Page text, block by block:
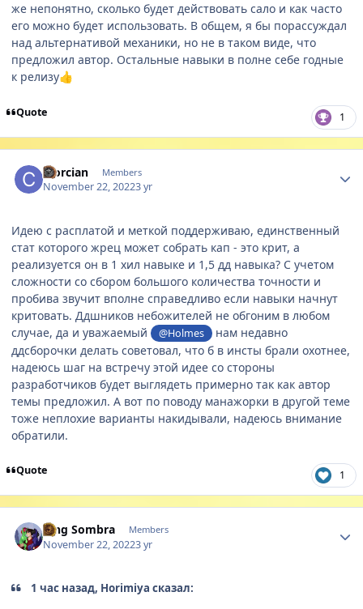
же непонятно, сколько будет действовать сало и как часто
его можно будет использовать. В общем, я бы порассуждал
над альтернативой механики, но не в таком виде, что
предложил автор. Остальные навыки в полне себе годные
к релизу👍
Quote 1
Clorcian Members
November 22, 20223 yr
Идею с расплатой и меткой поддерживаю, единственный
стат которого жрец может собрать кап - это крит, а
реализуется он в 1 хил навыке и 1,5 дд навыка? С учетом
сложности со сбором большого количества точности и
пробива звучит вполне справедливо если навыки начнут
критовать. Ддшников небожителей не обгоним в любом
случае, да и уважаемый
@Holmes
нам недавно
ддсборочки делать советовал, что б в инсты брали охотнее,
надеюсь шаг на встречу этой идее со стороны
разработчиков будет выглядеть примерно так как автор
темы предложил. А вот по поводу манажорки в другой теме
тоже неплохие варианты накидывали, надеюсь внимание
обратили.
Quote 1
King Sombra Members
November 22, 20223 yr
1 час назад, Horimiya сказал: